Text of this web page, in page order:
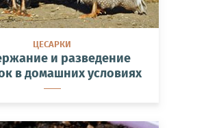
ЦЕСАРКИ
и разведение
в домашних условиях